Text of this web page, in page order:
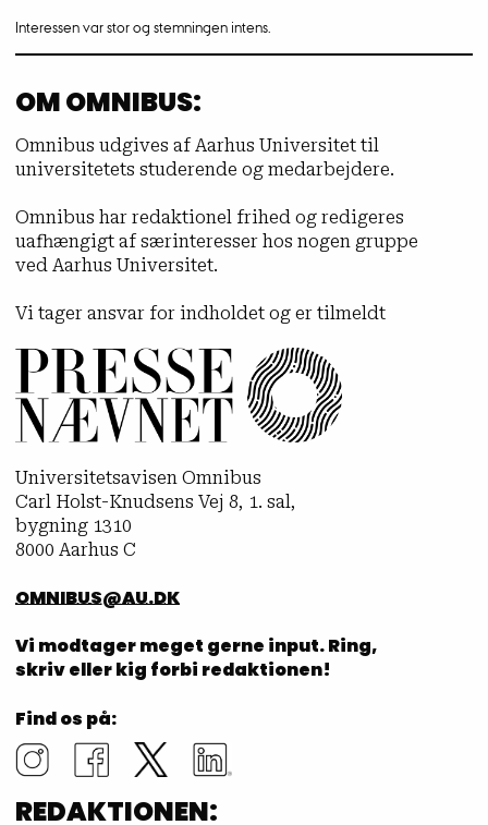
Interessen var stor og stemningen intens.
OM OMNIBUS:
Omnibus udgives af Aarhus Universitet til
universitetets studerende og medarbejdere.
Omnibus har redaktionel frihed og redigeres
uafhængigt af særinteresser hos nogen gruppe
ved Aarhus Universitet.
Vi tager ansvar for indholdet og er tilmeldt
Universitetsavisen Omnibus
Carl Holst-Knudsens Vej 8, 1. sal,
bygning 1310
8000 Aarhus C
OMNIBUS@AU.DK
Vi modtager meget gerne input. Ring,
skriv eller kig forbi redaktionen!
Find os på:
REDAKTIONEN: